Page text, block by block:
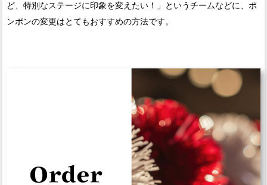
ど、特別なステージに印象を変えたい！」というチームなどに、ポ
ンポンの変更はとてもおすすめの方法です。